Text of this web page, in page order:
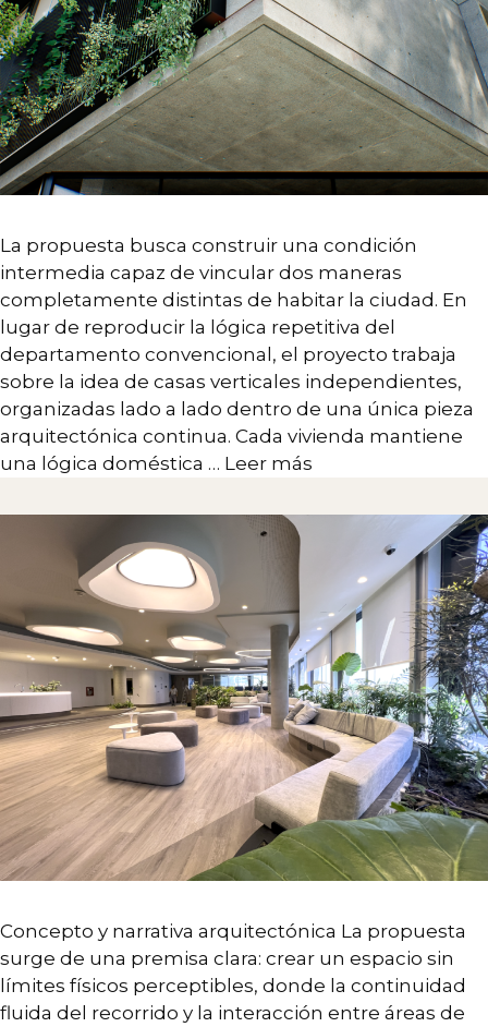
La propuesta busca construir una condición
intermedia capaz de vincular dos maneras
completamente distintas de habitar la ciudad. En
lugar de reproducir la lógica repetitiva del
departamento convencional, el proyecto trabaja
sobre la idea de casas verticales independientes,
organizadas lado a lado dentro de una única pieza
arquitectónica continua. Cada vivienda mantiene
una lógica doméstica … Leer más
Concepto y narrativa arquitectónica La propuesta
surge de una premisa clara: crear un espacio sin
límites físicos perceptibles, donde la continuidad
fluida del recorrido y la interacción entre áreas de